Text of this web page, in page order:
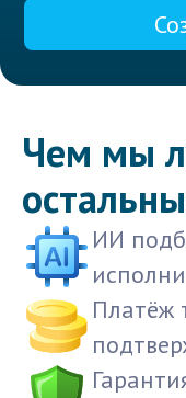
Чем мы
ИИ
Платёж